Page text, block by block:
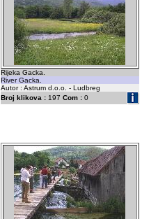
Rijeka Gacka.
River Gacka.
Autor : Astrum d.o.o. - Ludbreg
Broj klikova :197 Com :0